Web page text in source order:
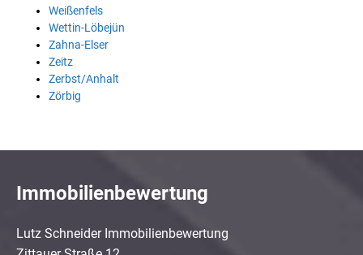
Weißenfels
Wettin-Löbejün
Zahna-Elser
Zeitz
Zerbst/Anhalt
Zörbig
Immobilienbewertung
Lutz Schneider Immobilienbewertung